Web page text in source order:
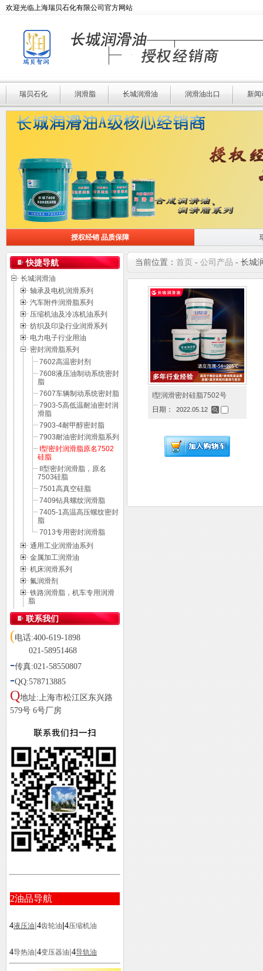
欢迎光临上海瑞贝石化有限公司官方网站
瑞贝石化 润滑脂 长城润滑油 润滑油出口 新闻
授权经销 品质保障
授权经销 品质保障
瑞贝石化 专业润滑
快捷导航
长城润滑油
轴承及电机润滑系列
汽车附件润滑脂系列
压缩机油及冷冻机油系列
纺织及印染行业润滑系列
电力电子行业用油
密封润滑脂系列
7602高温密封剂
7608液压油制动系统密封
脂
7607车辆制动系统密封脂
7903-5高低温耐油密封润
滑脂
7903-4耐甲醇密封脂
7903耐油密封润滑脂系列
I型密封润滑脂原名7502
硅脂
II型密封润滑脂，原名
7503硅脂
7501高真空硅脂
7409钻具螺纹润滑脂
7405-1高温高压螺纹密封
脂
7013专用密封润滑脂
通用工业润滑油系列
金属加工润滑油
机床润滑系列
氟润滑剂
铁路润滑脂，机车专用润滑
脂
联系我们
(电话:400-619-1898
021-58951468
-传真:021-58550807
-QQ:578713885
Q地址:上海市松江区东兴路
579号 6号厂房
2油品导航
4液压油|4齿轮油|4压缩机油
4导热油|4变压器油|4导轨油
当前位置： 首页 - 公司产品 - 长城
I型润滑密封硅脂7502号
日期：
2022.05.12